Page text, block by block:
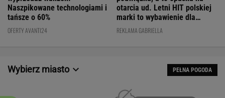
Naszpikowane technologiami i
tańsze o 60%
OFERTY AVANTI24
otarcia ud. Letni HIT polskiej
marki to wybawienie dla
kobiet!
REKLAMA GABRIELLA
Wybierz miasto PEŁNA POGODA